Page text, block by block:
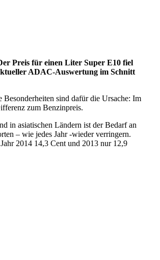
Preis für einen Liter Super E10 fiel
ADAC-Auswertung im Schnitt
sind dafür die Ursache: Im
zum Benzinpreis.
in asiatischen Ländern ist der Bedarf an
– wie jedes Jahr -wieder verringern.
2014 14,3 Cent und 2013 nur 12,9